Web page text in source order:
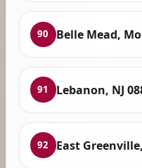
90 Belle Mead,
91 Lebanon, NJ
92 East